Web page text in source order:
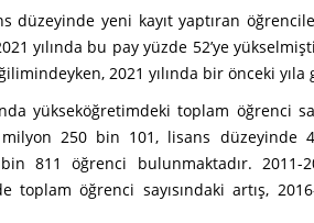
düzeyinde yeni kayıt yaptıran
yılında bu pay yüzde 52’ye
2021 yılında bir önceki
yükseköğretimdeki toplam öğrenci
250 bin 101, lisans düzeyinde
811 öğrenci bulunmaktadır. 2011-
toplam öğrenci sayısındaki artış,